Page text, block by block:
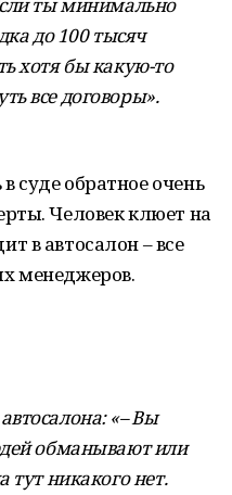
до 100 тысяч
хотя бы какую-то
все договоры».
суде обратное очень
Человек клюет на
в автосалон – все
менеджеров.
«– Вы
обманывают или
тут никакого нет.